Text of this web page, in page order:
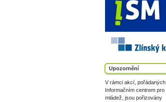
Upozornění
V rámci akcí, pořádaných
Informačním centrem pro
mládež, jsou pořizovány